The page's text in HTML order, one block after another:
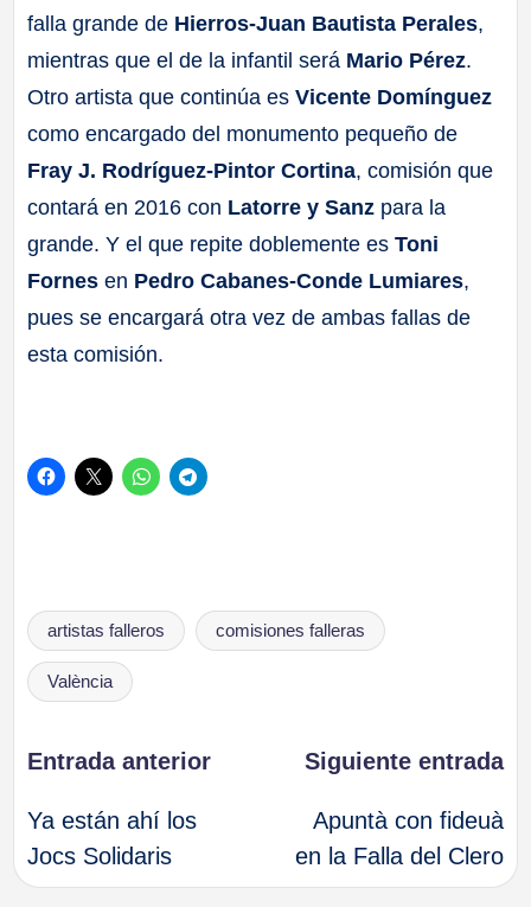
falla grande de Hierros-Juan Bautista Perales,
mientras que el de la infantil será Mario Pérez.
Otro artista que continúa esVicente Domínguez
como encargado del monumento pequeño de
Fray J. Rodríguez-Pintor Cortina, comisión que
contará en 2016 con Latorre y Sanz para la
grande. Y el que repite doblemente esToni
Fornes en Pedro Cabanes-Conde Lumiares,
pues se encargará otra vez de ambas fallas de
esta comisión.
Etiquetas:
artistas falleros comisiones falleras
València
Navegación
de
Entrada anterior
Ya están ahí los
Jocs Solidaris
Siguiente entrada
Apuntà con fideuà
en la Falla del Clero